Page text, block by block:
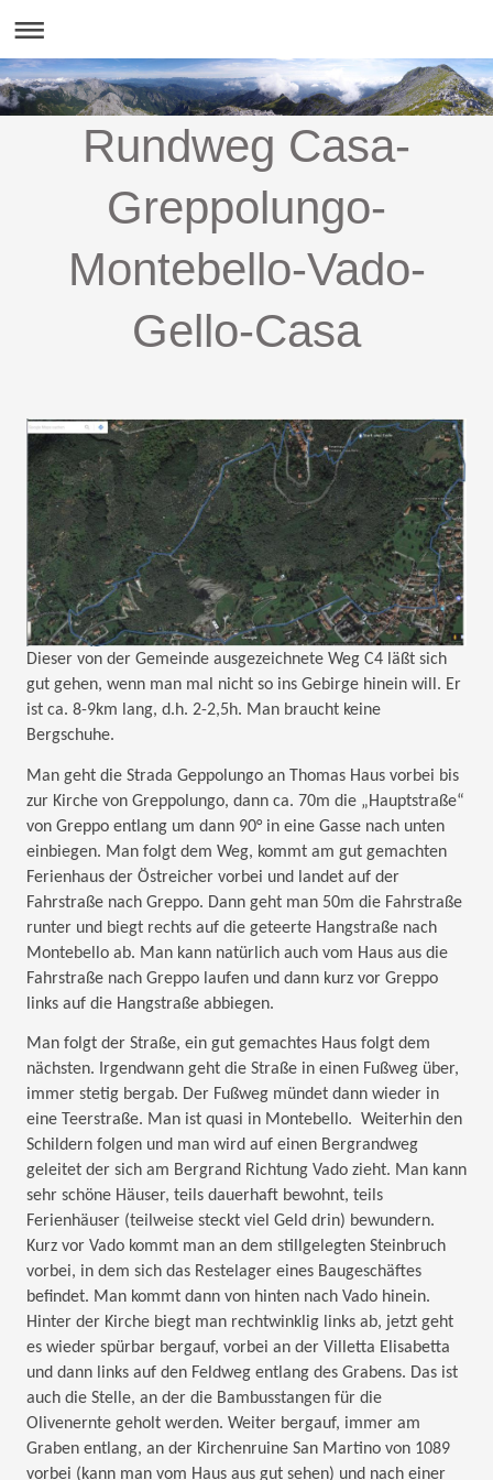
Rundweg Casa-
Greppolungo-
Montebello-Vado-
Gello-Casa
Dieser von der Gemeinde ausgezeichnete Weg C4 läßt sich
gut gehen, wenn man mal nicht so ins Gebirge hinein will. Er
ist ca. 8-9km lang, d.h. 2-2,5h. Man braucht keine
Bergschuhe.
Man geht die Strada Geppolungo an Thomas Haus vorbei bis
zur Kirche von Greppolungo, dann ca. 70m die „Hauptstraße“
von Greppo entlang um dann 90° in eine Gasse nach unten
einbiegen. Man folgt dem Weg, kommt am gut gemachten
Ferienhaus der Östreicher vorbei und landet auf der
Fahrstraße nach Greppo. Dann geht man 50m die Fahrstraße
runter und biegt rechts auf die geteerte Hangstraße nach
Montebello ab. Man kann natürlich auch vom Haus aus die
Fahrstraße nach Greppo laufen und dann kurz vor Greppo
links auf die Hangstraße abbiegen.
Man folgt der Straße, ein gut gemachtes Haus folgt dem
nächsten. Irgendwann geht die Straße in einen Fußweg über,
immer stetig bergab. Der Fußweg mündet dann wieder in
eine Teerstraße. Man ist quasi in Montebello. Weiterhin den
Schildern folgen und man wird auf einen Bergrandweg
geleitet der sich am Bergrand Richtung Vado zieht. Man kann
sehr schöne Häuser, teils dauerhaft bewohnt, teils
Ferienhäuser (teilweise steckt viel Geld drin) bewundern.
Kurz vor Vado kommt man an dem stillgelegten Steinbruch
vorbei, in dem sich das Restelager eines Baugeschäftes
befindet. Man kommt dann von hinten nach Vado hinein.
Hinter der Kirche biegt man rechtwinklig links ab, jetzt geht
es wieder spürbar bergauf, vorbei an der Villetta Elisabetta
und dann links auf den Feldweg entlang des Grabens. Das ist
auch die Stelle, an der die Bambusstangen für die
Olivenernte geholt werden. Weiter bergauf, immer am
Graben entlang, an der Kirchenruine San Martino von 1089
vorbei (kann man vom Haus aus gut sehen) und nach einer